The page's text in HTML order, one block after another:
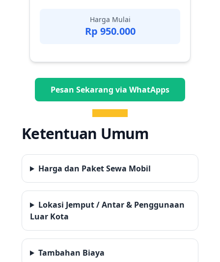
Harga Mulai
Rp 950.000
Pesan Sekarang via WhatApps
Ketentuan Umum
Harga dan Paket Sewa Mobil
Lokasi Jemput / Antar & Penggunaan
Luar Kota
Tambahan Biaya